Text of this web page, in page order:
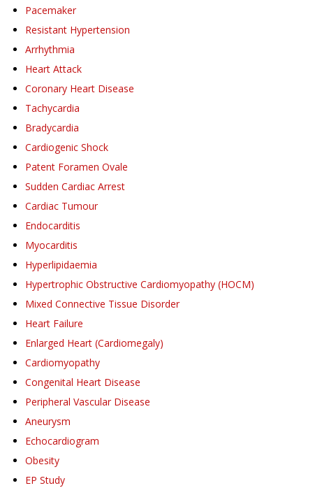
Pacemaker
Resistant Hypertension
Arrhythmia
Heart Attack
Coronary Heart Disease
Tachycardia
Bradycardia
Cardiogenic Shock
Patent Foramen Ovale
Sudden Cardiac Arrest
Cardiac Tumour
Endocarditis
Myocarditis
Hyperlipidaemia
Hypertrophic Obstructive Cardiomyopathy (HOCM)
Mixed Connective Tissue Disorder
Heart Failure
Enlarged Heart (Cardiomegaly)
Cardiomyopathy
Congenital Heart Disease
Peripheral Vascular Disease
Aneurysm
Echocardiogram
Obesity
EP Study